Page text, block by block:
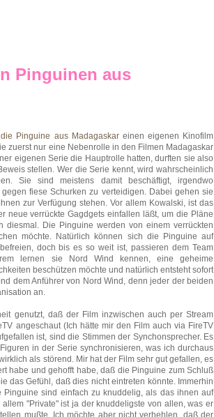
Pinguinen aus
die Pinguine aus Madagaskareinen eigenen Kinofilm
zuerst nur eine Nebenrolle in den Filmen Madagaskar
eigenen Serie die Hauptrolle hatten, durften sie also
stellen. Wer die Serie kennt, wird wahrscheinlich
Sie sind meistens damit beschäftigt, irgendwo
fiese Schurken zu verteidigen. Dabei gehen sie
zur Verfügung stehen. Vor allem Kowalski, ist das
neue verrückte Gagdgets einfallen läßt, um die Pläne
Die Pinguine werden von einem verrückten
möchte. Natürlich können sich die Pinguine auf
doch bis es so weit ist, passieren dem Team
lernen sie Nord Wind kennen, eine geheime
beschützen möchte und natürlich entsteht sofort
dem Anführer von Nord Wind, denn jeder der beiden
an.
genutzt, daß der Film inzwischen auch per Stream
angeschaut (Ich hätte mir den Film auch via FireTV
ist, sind die Stimmen der Synchonsprecher. Es
in der Serie synchronisieren, was ich durchaus
als störend. Mir hat der Film sehr gut gefallen, es
habe und gehofft habe, daß die Pinguine zum Schluß
das Gefühl, daß dies nicht eintreten könnte. Immerhin
sind einfach zu knuddelig, als das ihnen auf
"Private" ist ja der knuddeligste von allen, was er